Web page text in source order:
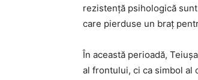
rezistență psihologică
care pierduse un braț
În această perioadă,
al frontului, ci ca simbol al